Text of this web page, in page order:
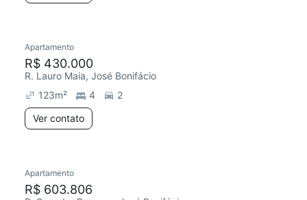
Apartamento
R$ 430.000
R. Lauro Maia, José Bonifácio
123m² 4
2
Ver contato
Apartamento
R$ 603.806